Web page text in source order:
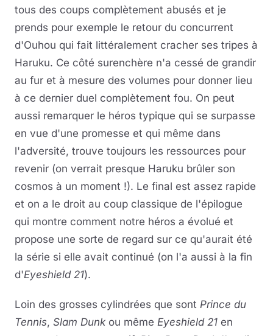
tous des coups complètement abusés et je
prends pour exemple le retour du concurrent
d'Ouhou qui fait littéralement cracher ses tripes à
Haruku. Ce côté surenchère n'a cessé de grandir
au fur et à mesure des volumes pour donner lieu
à ce dernier duel complètement fou. On peut
aussi remarquer le héros typique qui se surpasse
en vue d'une promesse et qui même dans
l'adversité, trouve toujours les ressources pour
revenir (on verrait presque Haruku brûler son
cosmos à un moment !). Le final est assez rapide
et on a le droit au coup classique de l'épilogue
qui montre comment notre héros a évolué et
propose une sorte de regard sur ce qu'aurait été
la série si elle avait continué (on l'a aussi à la fin
d'Eyeshield 21).
Loin des grosses cylindrées que sont Prince du
Tennis, Slam Dunk ou même Eyeshield 21 en